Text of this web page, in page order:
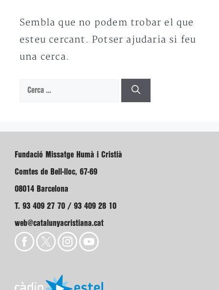
Sembla que no podem trobar el que
esteu cercant. Potser ajudaria si feu
una cerca.
Cerca:
Fundació Missatge Humà i Cristià
Comtes de Bell-lloc, 67-69
08014 Barcelona
T. 93 409 27 70 / 93 409 28 10
web@catalunyacristiana.cat